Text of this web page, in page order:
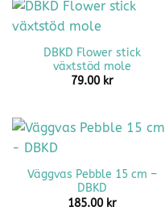
DBKD Flower stick
växtstöd mole
79.00 kr
Väggvas Pebble 15 cm –
DBKD
185.00 kr